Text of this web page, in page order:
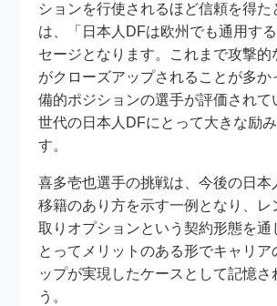
ションを行使されるほど信頼を得た
は、「日本人DFは欧州でも通用す
セージとなります。これまで攻撃的
がクローズアップされることが多か
備的ポジションの選手が評価されて
世代の日本人DFにとって大きな励
す。
喜多壱也選手の挑戦は、今後の日本
移籍のあり方を示す一例となり、レ
取りオプションという契約形態を通
とってメリットのある形でキャリア
ップが実現したケースとして記憶さ
う。